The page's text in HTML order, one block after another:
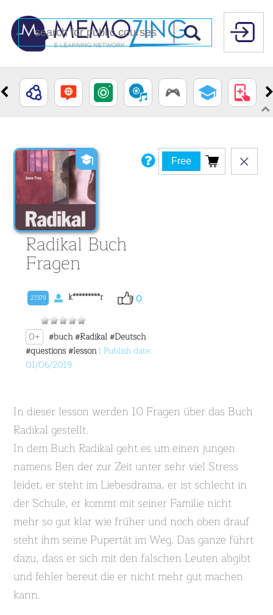
Radikal Buch
Fragen
27379 k*********r 0
0+ #buch#Radikal#Deutsch
#questions#lesson| Publish date:
01/06/2019
Free
In dieser lesson werden 10 Fragen über das Buch
Radikal gestellt.
In dem Buch Radikal geht es um einen jungen
namens Ben der zur Zeit unter sehr viel Stress
leidet, er steht im Liebesdrama, er ist schlecht in
der Schule, er kommt mit seiner Familie nicht
mehr so gut klar wie früher und noch oben drauf
steht ihm seine Pupertät im Weg. Das ganze führt
dazu, dass er sich mit den falschen Leuten abgibt
und fehler bereut die er nicht mehr gut machen
kann.